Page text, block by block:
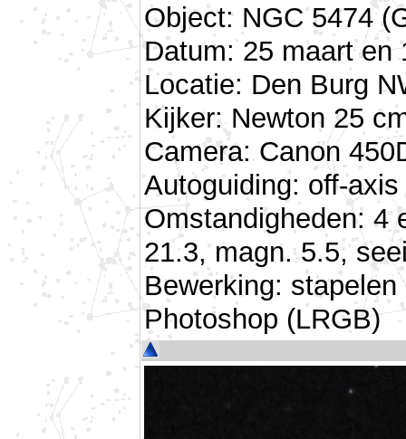
Object: NGC 5474
Datum: 25 maart en
Locatie: Den Burg
Kijker: Newton 25
Camera: Canon
Autoguiding: off-
Omstandigheden: 4
21.3, magn. 5.5,
Bewerking:
Photoshop (LRGB)